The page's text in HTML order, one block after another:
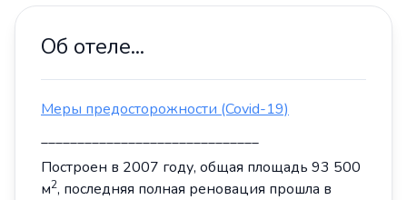
Об отеле...
Меры предосторожности (Covid-19)
______________________________
Построен в 2007 году, общая площадь 93 500
м2, последняя полная реновация прошла в